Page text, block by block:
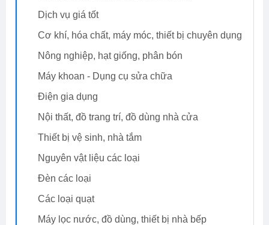
Dịch vụ giá tốt
Cơ khí, hóa chất, máy móc, thiết bị chuyên dụng
Nông nghiệp, hạt giống, phân bón
Máy khoan - Dụng cụ sửa chữa
Điện gia dụng
Nội thất, đồ trang trí, đồ dùng nhà cửa
Thiết bị vệ sinh, nhà tắm
Nguyên vật liệu các loại
Đèn các loại
Các loại quạt
Máy lọc nước, đồ dùng, thiết bị nhà bếp